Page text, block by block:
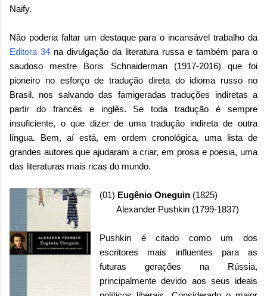
Naify.
Não poderia faltar um destaque para o incansável trabalho da
Editora 34 na divulgação da literatura russa e também para o
saudoso mestre Boris Schnaiderman (1917-2016) que foi
pioneiro no esforço de tradução direta do idioma russo no
Brasil, nos salvando das famigeradas traduções indiretas a
partir do francês e inglês. Se toda tradução é sempre
insuficiente, o que dizer de uma tradução indireta de outra
língua. Bem, aí está, em ordem cronológica, uma lista de
grandes autores que ajudaram a criar, em prosa e poesia, uma
das literaturas mais ricas do mundo.
(01) Eugênio Oneguin (1825)
Alexander Pushkin (1799-1837)
Pushkin é citado como um dos
escritores mais influentes para as
futuras gerações na Rússia,
principalmente devido aos seus ideais